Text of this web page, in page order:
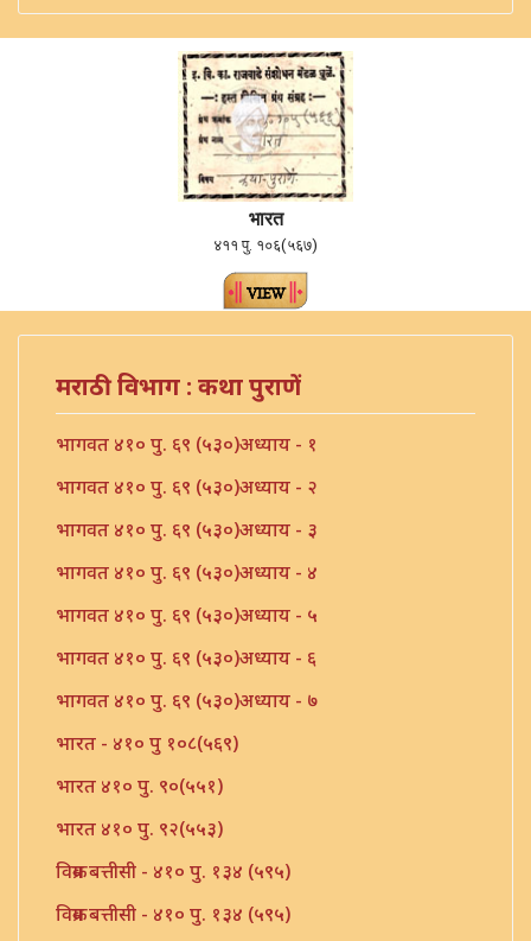
भारत
४११ पु. १०६(५६७)
मराठी विभाग : कथा पुराणें
भागवत ४१० पु. ६९ (५३०)अध्याय - १
भागवत ४१० पु. ६९ (५३०)अध्याय - २
भागवत ४१० पु. ६९ (५३०)अध्याय - ३
भागवत ४१० पु. ६९ (५३०)अध्याय - ४
भागवत ४१० पु. ६९ (५३०)अध्याय - ५
भागवत ४१० पु. ६९ (५३०)अध्याय - ६
भागवत ४१० पु. ६९ (५३०)अध्याय - ७
भारत - ४१० पु १०८(५६९)
भारत ४१० पु. ९०(५५१)
भारत ४१० पु. ९२(५५३)
विक्रम बत्तीसी - ४१० पु. १३४ (५९५)
विक्रम बत्तीसी - ४१० पु. १३४ (५९५)